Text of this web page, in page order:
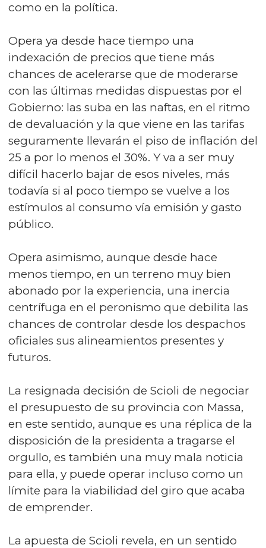
como en la política.
Opera ya desde hace tiempo una
indexación de precios que tiene más
chances de acelerarse que de moderarse
con las últimas medidas dispuestas por el
Gobierno: las suba en las naftas, en el ritmo
de devaluación y la que viene en las tarifas
seguramente llevarán el piso de inflación del
25 a por lo menos el 30%. Y va a ser muy
difícil hacerlo bajar de esos niveles, más
todavía si al poco tiempo se vuelve a los
estímulos al consumo vía emisión y gasto
público.
Opera asimismo, aunque desde hace
menos tiempo, en un terreno muy bien
abonado por la experiencia, una inercia
centrífuga en el peronismo que debilita las
chances de controlar desde los despachos
oficiales sus alineamientos presentes y
futuros.
La resignada decisión de Scioli de negociar
el presupuesto de su provincia con Massa,
en este sentido, aunque es una réplica de la
disposición de la presidenta a tragarse el
orgullo, es también una muy mala noticia
para ella, y puede operar incluso como un
límite para la viabilidad del giro que acaba
de emprender.
La apuesta de Scioli revela, en un sentido